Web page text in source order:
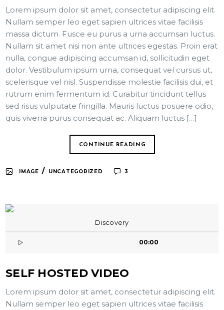
Lorem ipsum dolor sit amet, consectetur adipiscing elit.
Nullam semper leo eget sapien ultrices vitae facilisis
massa dictum. Fusce eu purus a urna accumsan luctus.
Nullam sit amet nisi non ante ultrices egestas. Proin erat
nulla, congue adipiscing accumsan id, sollicitudin eget
dolor. Vestibulum ipsum urna, consequat vel cursus ut,
scelerisque vel nisl. Suspendisse molestie facilisis dui, et
rutrum enim fermentum id. Curabitur tincidunt tellus
sed risus vulputate fringilla. Mauris luctus posuere odio,
quis viverra purus consequat ac. Aliquam luctus […]
CONTINUE READING
IMAGE / UNCATEGORIZED 3
Discovery
00:00
SELF HOSTED VIDEO
Lorem ipsum dolor sit amet, consectetur adipiscing elit.
Nullam semper leo eget sapien ultrices vitae facilisis